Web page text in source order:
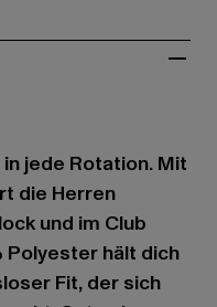
jede Rotation. Mit
die Herren
und im Club
Polyester hält dich
Fit, der sich